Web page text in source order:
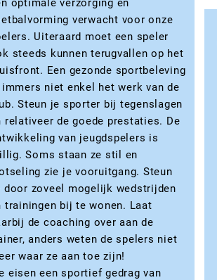
optimale verzorging en
verwacht voor onze
Uiteraard moet een speler
steeds kunnen terugvallen op het
Een gezonde sportbeleving
niet enkel het werk van de
Steun je sporter bij tegenslagen
relativeer de goede prestaties. De
van jeugdspelers is
Soms staan ze stil en
zie je vooruitgang. Steun
door zoveel mogelijk wedstrijden
trainingen bij te wonen. Laat
de coaching over aan de
anders weten de spelers niet
waar ze aan toe zijn!
eisen een sportief gedrag van